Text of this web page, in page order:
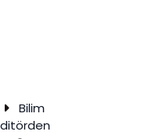
Bilim